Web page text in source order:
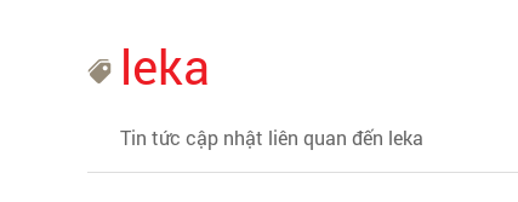
leka
Tin tức cập nhật liên quan đến leka